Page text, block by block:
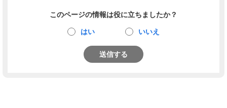
このページの情報は役に立ちましたか？
はい いいえ
送信する